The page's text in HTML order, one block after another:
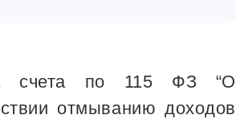
счета по 115 ФЗ “О
отмыванию доходов